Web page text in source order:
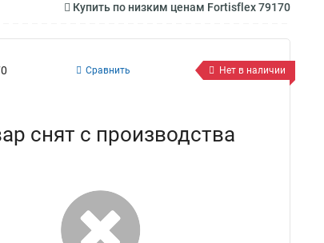
Купить по низким ценам Fortisflex 79170
Сравнить Нет в наличии
снят с производства